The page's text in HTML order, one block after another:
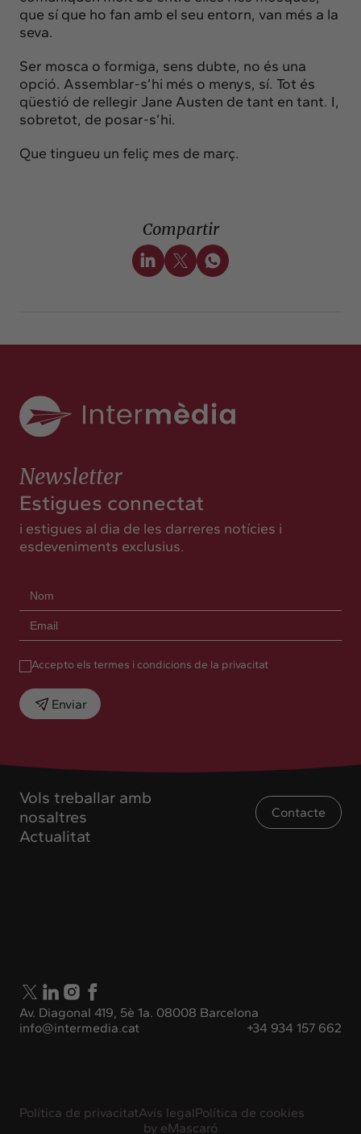
que sí que ho fan amb el seu entorn, van més a la
seva.
Ser mosca o formiga, sens dubte, no és una
opció. Assemblar-s’hi més o menys, sí. Tot és
qüestió de rellegir Jane Austen de tant en tant. I,
sobretot, de posar-s’hi.
Que tingueu un feliç mes de març.
Compartir
Vols treballar amb
nosaltres
Actualitat
Contacte
Av. Diagonal 419, 5è 1a. 08008 Barcelona
info@intermedia.cat
+34 934 157 662
Newsletter
Estigues connectat
i estigues al dia de les darreres notícies i
esdeveniments exclusius.
Accepto els termes i condicions de la privacitat
Enviar
Política de privacitatAvís legalPolítica de cookies
by eMascaró